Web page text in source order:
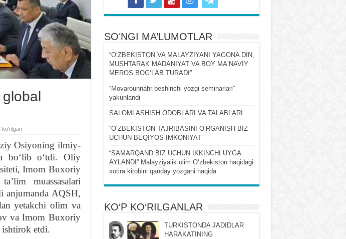
koʻrilgan
Osiyoning ilmiy-
boʻlib oʻtdi. Oliy
Imom Buxoriy
muassasalari
anjumanda AQSH,
yetakchi olim va
va Imom Buxoriy
etdi.
SOʻNGI MA’LUMOTLAR
“OʻZBEKISTON VA MALAYZIYANI YAGONA DIN,
MUSHTARAK MADANIYAT VA BOY MAʼNAVIY
MEROS BOGʻLAB TURADI”
“Movarounnahr beshinchi yozgi seminarlari”
yakunlandi
SALOMLASHISH ODOBLARI VA TALABLARI
“OʻZBEKISTON TAJRIBASINI OʻRGANISH BIZ
UCHUN BEQIYOS IMKONIYAT”
“SAMARQAND BIZ UCHUN IKKINCHI UYGA
AYLANDI” Malayziyalik olim Oʻzbekiston haqidagi
xotira kitobini qanday yozgani haqida
KO‘P KO‘RILGANLAR
TURKISTONDA JADIDLAR
HARAKATINING